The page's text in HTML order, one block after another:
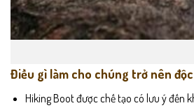
Điều gì làm cho chúng trở nên
Hiking Boot được chế tạo có lưu ý đến